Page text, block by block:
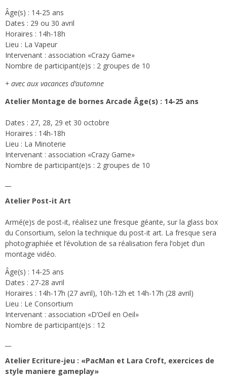
Âge(s) : 14-25 ans
Dates : 29 ou 30 avril
Horaires : 14h-18h
Lieu : La Vapeur
Intervenant : association «Crazy Game»
Nombre de participant(e)s : 2 groupes de 10
+ avec aux vacances d’automne
Atelier Montage de bornes Arcade Âge(s) : 14-25 ans
Dates : 27, 28, 29 et 30 octobre
Horaires : 14h-18h
Lieu : La Minoterie
Intervenant : association «Crazy Game»
Nombre de participant(e)s : 2 groupes de 10
Atelier Post-it Art
Armé(e)s de post-it, réalisez une fresque géante, sur la glass box
du Consortium, selon la technique du post-it art. La fresque sera
photographiée et l’évolution de sa réalisation fera l’objet d’un
montage vidéo.
Âge(s) : 14-25 ans
Dates : 27-28 avril
Horaires : 14h-17h (27 avril), 10h-12h et 14h-17h (28 avril)
Lieu : Le Consortium
Intervenant : association «D’Oeil en Oeil»
Nombre de participant(e)s : 12
Atelier Ecriture-jeu : «PacMan et Lara Croft, exercices de
style maniere gameplay»